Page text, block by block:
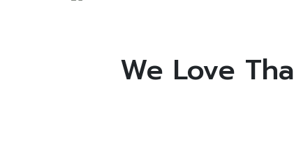
We Love